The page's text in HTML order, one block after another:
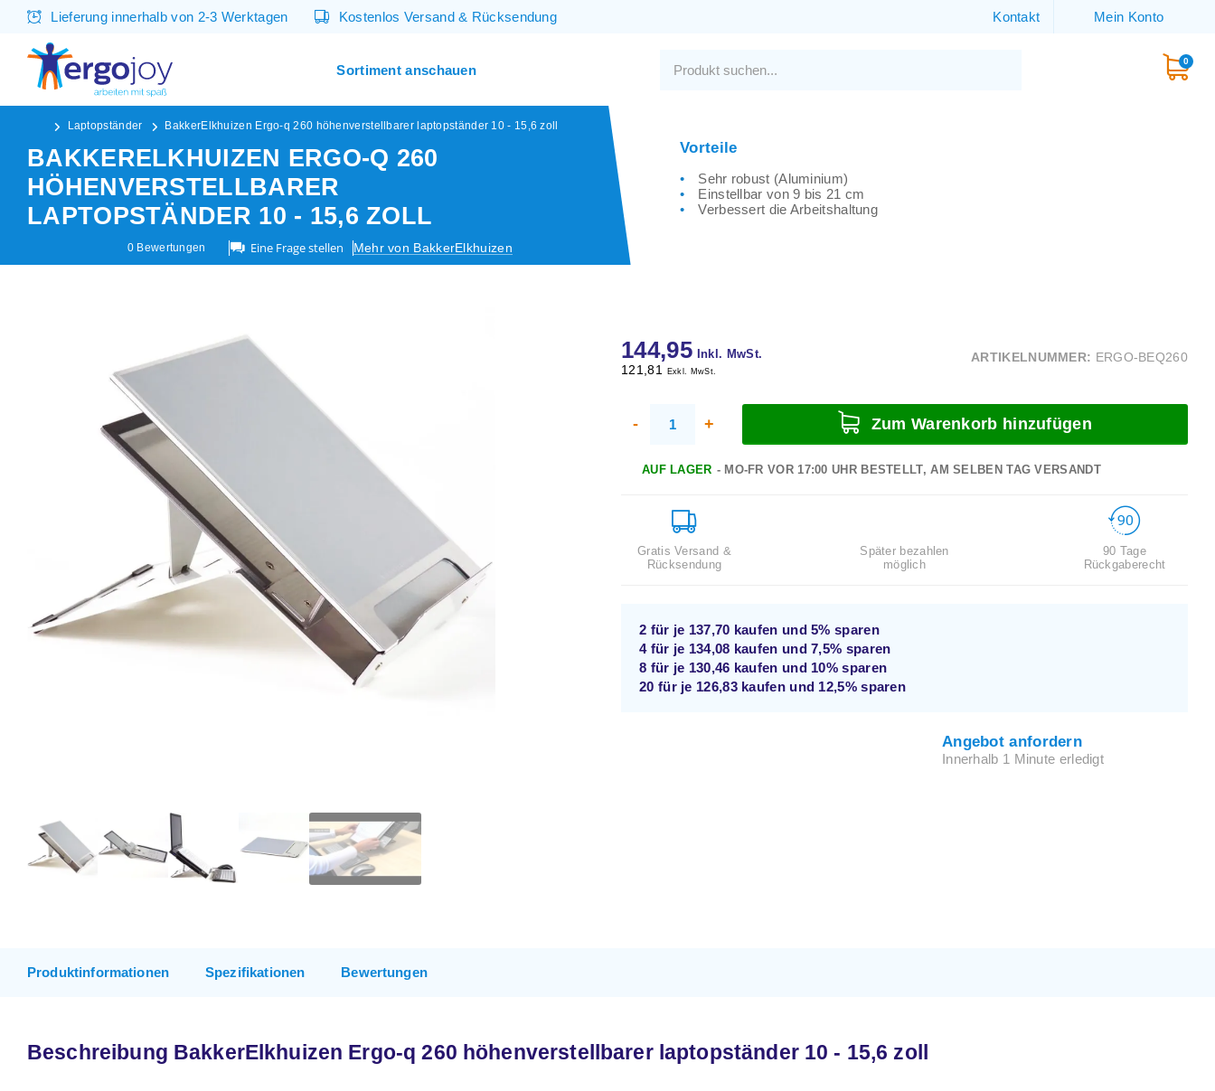
Lieferung innerhalb von 2-3 Werktagen Kostenlos Versand& Rücksendung Kontakt Mein Konto
Sortiment anschauen
0
Laptopständer BakkerElkhuizen Ergo-q 260 höhenverstellbarer laptopständer 10 - 15,6 zoll
BAKKERELKHUIZEN ERGO-Q 260
HÖHENVERSTELLBARER
LAPTOPSTÄNDER 10 - 15,6 ZOLL
0 Bewertungen Eine Frage stellen Mehr von BakkerElkhuizen
Vorteile
Sehr robust (Aluminium)
Einstellbar von 9 bis 21 cm
Verbessert die Arbeitshaltung
144,95
Inkl. MwSt.
121,81 Exkl. MwSt.
ARTIKELNUMMER: ERGO-BEQ260
- + Zum Warenkorb hinzufügen
AUF LAGER - MO-FR VOR 17:00 UHR BESTELLT, AM SELBEN TAG VERSANDT
Gratis Versand &
Rücksendung
Später bezahlen
möglich
90 Tage
Rückgaberecht
2 für je 137,70 kaufen und5% sparen
4 für je 134,08 kaufen und7,5% sparen
8 für je 130,46 kaufen und 10% sparen
20 für je 126,83kaufen und 12,5%sparen
Angebot anfordern
Innerhalb 1 Minute erledigt
Produktinformationen Spezifikationen Bewertungen
Beschreibung BakkerElkhuizen Ergo-q 260 höhenverstellbarer laptopständer 10 - 15,6 zoll